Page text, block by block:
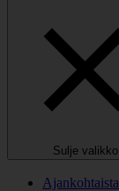
Sulje valikko
Ajankohtaista